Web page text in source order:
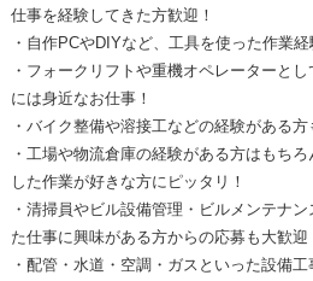
仕事を経験してきた方歓迎！
・自作PCやDIYなど、工具を使った作業経
・フォークリフトや重機オペレーターと
には身近なお仕事！
・バイク整備や溶接工などの経験がある方
・工場や物流倉庫の経験がある方はもち
した作業が好きな方にピッタリ！
・清掃員やビル設備管理・ビルメンテナ
た仕事に興味がある方からの応募も大歓迎
・配管・水道・空調・ガスといった設備工